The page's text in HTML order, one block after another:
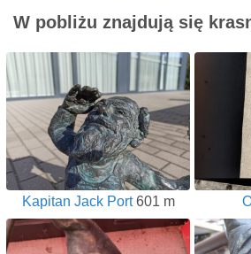
W pobliżu znajdują się
Kapitan Jack Port601 m